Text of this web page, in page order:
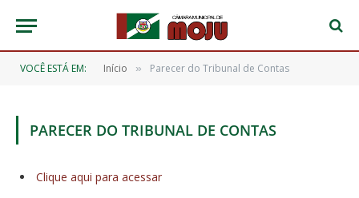
VOCÊ ESTÁ EM: Início » Parecer do Tribunal de Contas
PARECER DO TRIBUNAL DE CONTAS
Clique aqui para acessar